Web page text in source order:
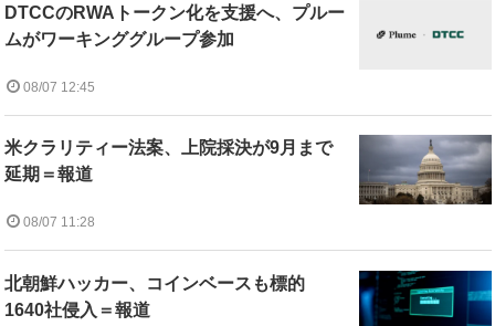
DTCCのRWAトークン化を支援へ、プルー
ムがワーキンググループ参加
08/07 12:45
米クラリティー法案、上院採決が9月まで
延期＝報道
08/07 11:28
北朝鮮ハッカー、コインベースも標的
1640社侵入＝報道